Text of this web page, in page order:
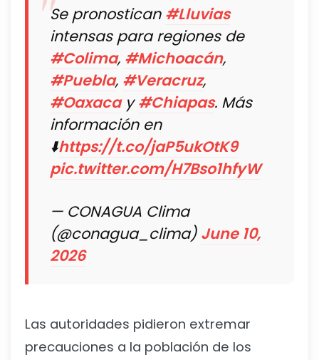
Se pronostican #Lluvias
intensas para regiones de
#Colima, #Michoacán,
#Puebla, #Veracruz,
#Oaxacay#Chiapas. Más
información en
⬇️https://t.co/jaP5ukOtK9
pic.twitter.com/H7Bso1hfyW
— CONAGUA Clima
(@conagua_clima) June 10,
2026
Las autoridades pidieron extremar
precauciones a la población de los